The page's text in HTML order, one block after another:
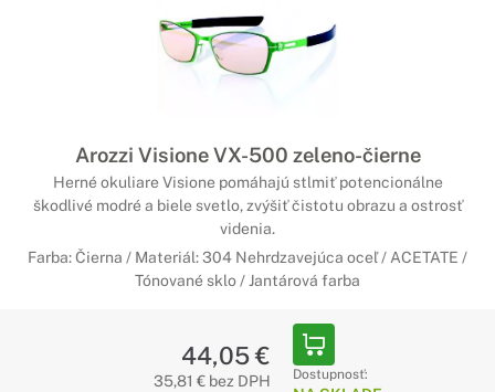
Arozzi Visione VX-500 zeleno-čierne
Herné okuliare Visione pomáhajú stlmiť potencionálne
škodlivé modré a biele svetlo, zvýšiť čistotu obrazu a ostrosť
videnia.
Farba: Čierna / Materiál: 304 Nehrdzavejúca oceľ / ACETATE /
Tónované sklo / Jantárová farba
44,05 €
35,81 € bez DPH Dostupnosť: